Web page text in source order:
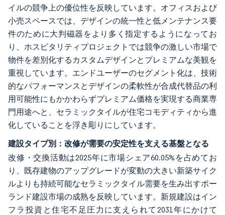
イルの競争上の優位性を反映しています。オフィスおよび
小売スペースでは、デザインの統一性と低メンテナンス要
件のために大判磁器をより多く指定するようになってお
り、ホスピタリティプロジェクトでは競争の激しい市場で
物件を差別化するカスタムデザインとプレミアムな美観を
重視しています。エンドユーザーのセグメント化は、技術
的なパフォーマンスとデザインの柔軟性が合成代替品の利
用可能性にもかかわらずプレミアム価格を実現する商業専
門用途へと、セラミックタイルが住宅コモディティから進
化していることを浮き彫りにしています。
建設タイプ別：改修が需要の安定性を支える基盤となる
改修・交換活動は2025年に市場シェア60.05%を占めてお
り、既存建物のアップグレードが変動の大きい新築サイク
ルよりも持続可能なセラミックタイル需要を生み出すポー
ランド建設市場の成熟を反映しています。新規建設はイン
フラ投資と住宅不足圧力に支えられて2031年にかけて